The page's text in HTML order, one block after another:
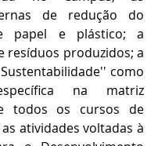
de redução do
papel e plástico; a
resíduos produzidos; a
como
na matriz
todos os cursos de
atividades voltadas à